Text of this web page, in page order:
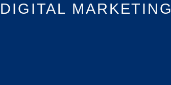
DIGITAL MARKETING